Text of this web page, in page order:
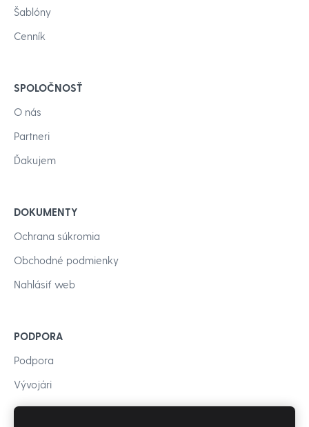
Šablóny
Cenník
SPOLOČNOSŤ
O nás
Partneri
Ďakujem
DOKUMENTY
Ochrana súkromia
Obchodné podmienky
Nahlásiť web
PODPORA
Podpora
Vývojári